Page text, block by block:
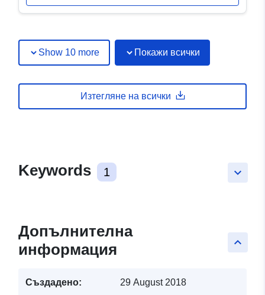
Show 10 more Покажи всички
Изтегляне на всички
keyboard_arrow_down
Keywords 1
keyboard_arrow_up
Допълнителна
информация
Създадено: 29 August 2018